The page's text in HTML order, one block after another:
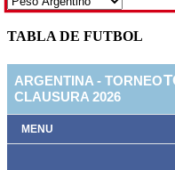
TABLA DE FUTBOL